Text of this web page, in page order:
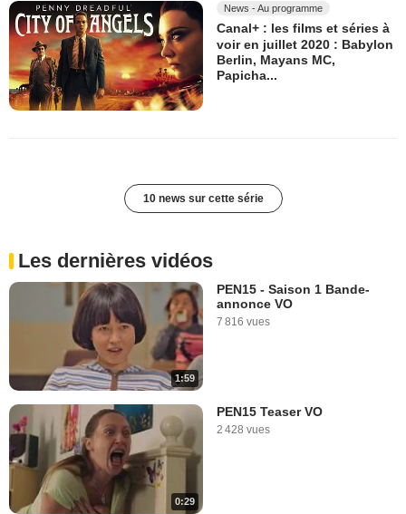
News - Au programme
Canal+ : les films et séries à
voir en juillet 2020 : Babylon
Berlin, Mayans MC,
Papicha...
10 news sur cette série
Les dernières vidéos
1:59
PEN15 - Saison 1 Bande-
annonce VO
7 816 vues
0:29
PEN15 Teaser VO
2 428 vues